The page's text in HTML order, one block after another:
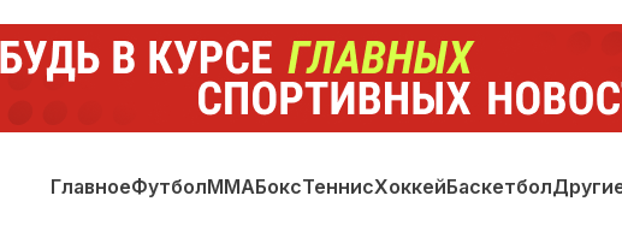
ГлавноеФутболММАБоксТеннисХоккейБаскетбол